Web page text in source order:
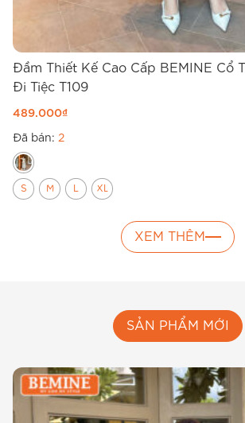
Đầm Thiết Kế Cao Cấp BEMINE Cổ
Đi Tiệc T109
489.000₫
Đã bán: 2
S M L XL
XEM THÊM
SẢN PHẨM MỚI